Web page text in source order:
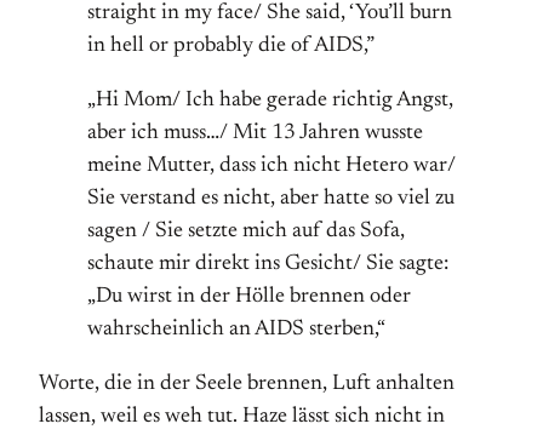
straight in my face/ She said, ‘You’ll burn
in hell or probably die of AIDS,”
„Hi Mom/ Ich habe gerade richtig Angst,
aber ich muss…/ Mit 13 Jahren wusste
meine Mutter, dass ich nicht Hetero war/
Sie verstand es nicht, aber hatte so viel zu
sagen / Sie setzte mich auf das Sofa,
schaute mir direkt ins Gesicht/ Sie sagte:
„Du wirst in der Hölle brennen oder
wahrscheinlich an AIDS sterben,“
Worte, die in der Seele brennen, Luft anhalten
lassen, weil es weh tut. Haze lässt sich nicht in